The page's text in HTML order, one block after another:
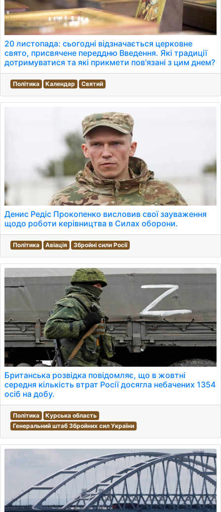
20 листопада: сьогодні відзначається церковне
свято, присвячене переддню Введення. Які традиції
дотримуватися та які прикмети пов'язані з цим днем?
Політика Календар Святий
Денис Редіс Прокопенко висловив свої зауваження
щодо роботи керівництва в Силах оборони.
Політика Авіація Збройні сили Росії
Британська розвідка повідомляє, що в жовтні
середня кількість втрат Росії досягла небачених 1354
осіб на добу.
Політика
Курська область
Генеральний штаб Збройних сил України